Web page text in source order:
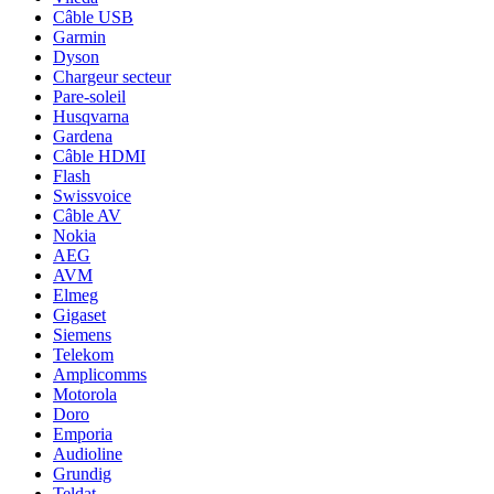
Câble USB
Garmin
Dyson
Chargeur secteur
Pare-soleil
Husqvarna
Gardena
Câble HDMI
Flash
Swissvoice
Câble AV
Nokia
AEG
AVM
Elmeg
Gigaset
Siemens
Telekom
Amplicomms
Motorola
Doro
Emporia
Audioline
Grundig